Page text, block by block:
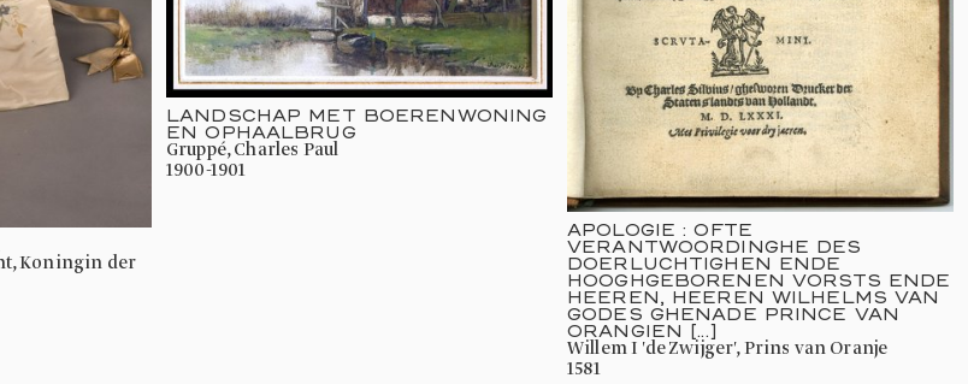
LANDSCHAP MET BOERENWONING
EN OPHAALBRUG
Gruppé, Charles Paul
1900-1901
APOLOGIE : OFTE
VERANTWOORDINGHE DES
DOERLUCHTIGHEN ENDE
HOOGHGEBORENEN VORSTS ENDE
HEEREN, HEEREN WILHELMS VAN
GODES GHENADE PRINCE VAN
ORANGIEN [...]
Willem I 'de Zwijger', Prins van Oranje
1581